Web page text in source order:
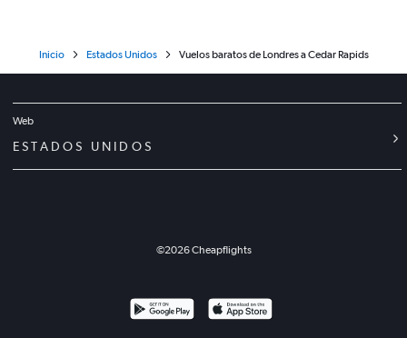
Inicio Estados Unidos Vuelos baratos de Londres a Cedar Rapids
Web
ESTADOS UNIDOS
©2026Cheapflights